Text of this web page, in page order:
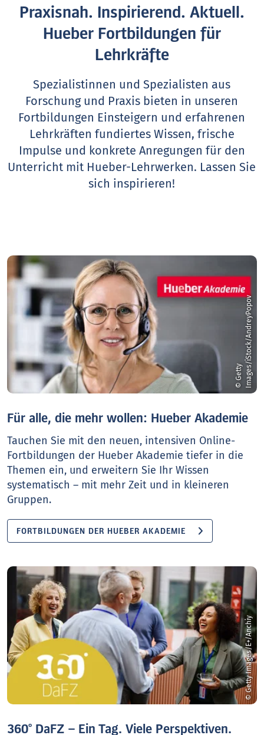
Praxisnah. Inspirierend. Aktuell.
Hueber Fortbildungen für
Lehrkräfte
Spezialistinnen und Spezialisten aus
Forschung und Praxis bieten in unseren
Fortbildungen Einsteigern und erfahrenen
Lehrkräften fundiertes Wissen, frische
Impulse und konkrete Anregungen für den
Unterricht mit Hueber-Lehrwerken. Lassen Sie
sich inspirieren!
©
G
e
t
t
y
I
m
a
g
e
s
/
i
S
t
o
c
k
/
A
n
d
r
e
y
P
o
p
ov
Für alle, die mehr wollen: Hueber Akademie
Tauchen Sie mit den neuen, intensiven Online-
Fortbildungen der Hueber Akademie tiefer in die
Themen ein, und erweitern Sie Ihr Wissen
systematisch – mit mehr Zeit und in kleineren
Gruppen.
FORTBILDUNGEN DER HUEBER AKADEMIE
© Getty Images/E+/Anchiy
360° DaFZ – Ein Tag. Viele Perspektiven.